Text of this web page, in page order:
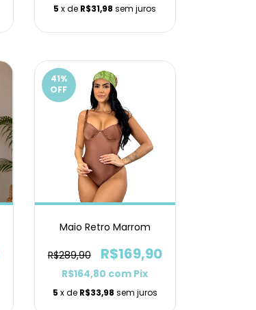
5 x de R$31,98 sem juros
41%
OFF
Maio Retro Marrom
R$289,90 R$169,90
R$164,80 com Pix
5 x de R$33,98 sem juros